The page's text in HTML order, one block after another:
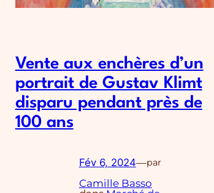
Vente aux enchères d’un
portrait de Gustav Klimt
disparu pendant près de
100 ans
Fév 6, 2024—par
Camille Basso